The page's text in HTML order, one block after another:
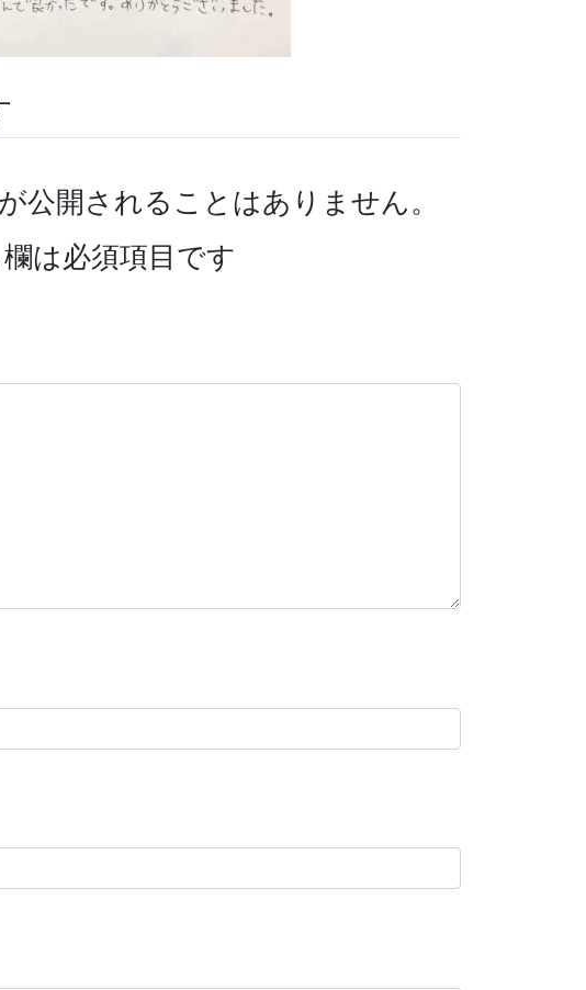
公開されることはありません。
は必須項目です